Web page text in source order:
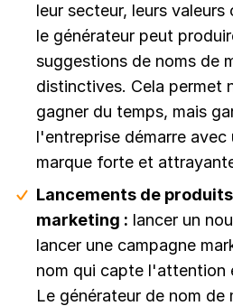
leur secteur, leurs
le générateur peut
suggestions de noms de
distinctives. Cela permet
gagner du temps, mais
l'entreprise démarre
marque forte et
Lancements de
marketing : lancer un
lancer une campagne
nom qui capte l'attention
Le générateur de nom de